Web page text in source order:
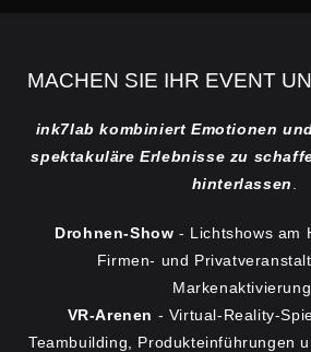
MACHEN SIE IHR EVENT
ink7lab kombiniert Emotionen
spektakuläre Erlebnisse zu
hinterlassen
Drohnen-Show - Lichtshows am
Firmen- und
Markenaktivierung.
VR-Arenen - Virtual-Reality-
Teambuilding, Produkteinführungen